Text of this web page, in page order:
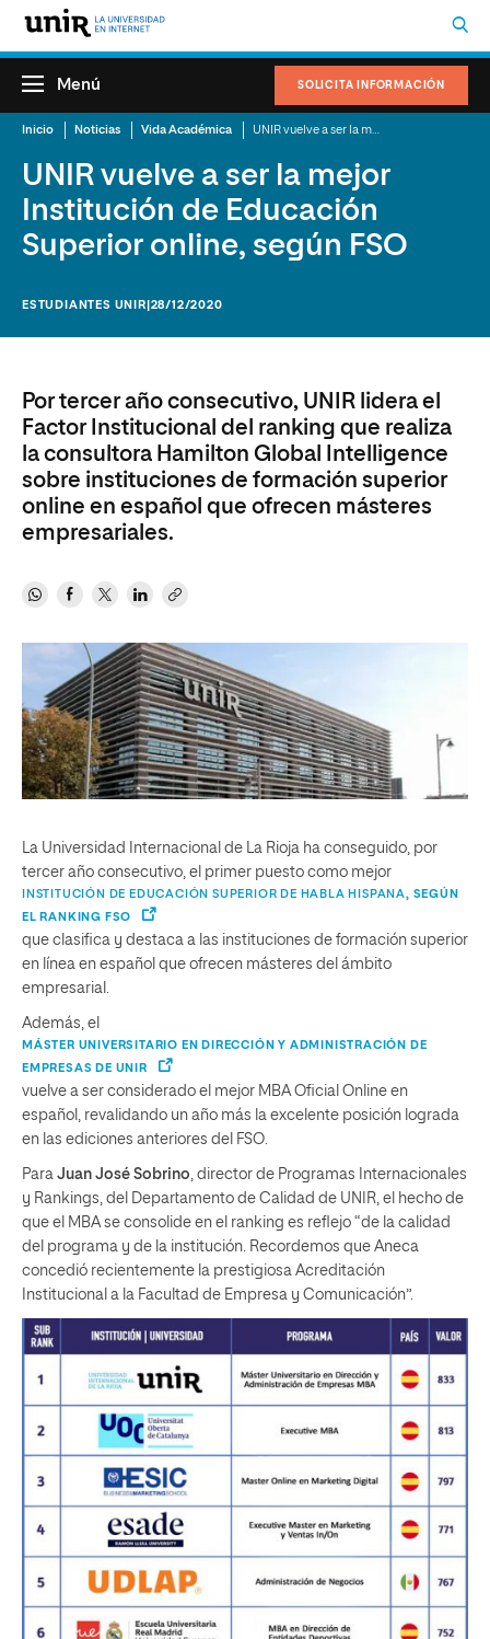
SOLICITA INFORMACIÓN
Menú
Inicio Noticias Vida Académica
UNIR vuelve a ser la mejor
Institución de Educación
Superior online, según FSO
ESTUDIANTES UNIR |28/12/2020
Por tercer año consecutivo, UNIR lidera el
Factor Institucional del ranking que realiza
la consultora Hamilton Global Intelligence
sobre instituciones de formación superior
online en español que ofrecen másteres
empresariales.
La Universidad Internacional de La Rioja ha conseguido, por
tercer año consecutivo, el primer puesto como mejor
INSTITUCIÓN DE EDUCACIÓN SUPERIOR DE HABLA HISPANA, SEGÚN
EL RANKING FSO
que clasifica y destaca a las instituciones de formación superior
en línea en español que ofrecen másteres del ámbito
empresarial.
Además, el
MÁSTER UNIVERSITARIO EN DIRECCIÓN Y ADMINISTRACIÓN DE
EMPRESAS DE UNIR
vuelve a ser considerado el mejor MBA Oficial Online en
español, revalidando un año más la excelente posición lograda
en las ediciones anteriores del FSO.
Para Juan José Sobrino , director de Programas Internacionales
y Rankings, del Departamento de Calidad de UNIR, el hecho de
que el MBA se consolide en el ranking es reflejo “de la calidad
del programa y de la institución. Recordemos que Aneca
concedió recientemente la prestigiosa Acreditación
Institucional a la Facultad de Empresa y Comunicación”.